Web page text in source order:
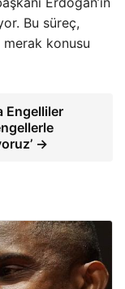
Bu süreç,
konusu
Engelliler
→